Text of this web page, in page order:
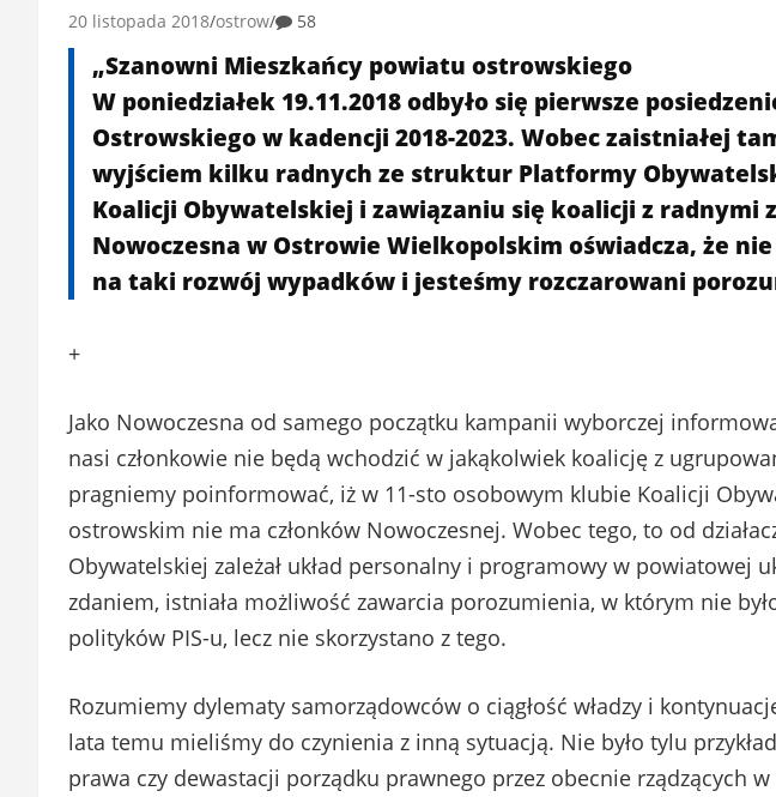
20 listopada 2018 ostrow 58
„Szanowni Mieszkańcy powiatu ostrowskiego
W poniedziałek 19.11.2018 odbyło się pierwsze
Ostrowskiego w kadencji 2018-2023. Wobec zaistniałej
wyjściem kilku radnych ze struktur Platformy
Koalicji Obywatelskiej i zawiązaniu się koalicji z radnymi z
Nowoczesna w Ostrowie Wielkopolskim oświadcza, że
na taki rozwój wypadków i jesteśmy rozczarowani
+
Jako Nowoczesna od samego początku kampanii wyborczej
nasi członkowie nie będą wchodzić w jakąkolwiek koalicję z
pragniemy poinformować, iż w 11-sto osobowym klubie Koalicji
ostrowskim nie ma członków Nowoczesnej. Wobec tego, to od
Obywatelskiej zależał układ personalny i programowy w powiatowej
zdaniem, istniała możliwość zawarcia porozumienia, w którym nie
polityków PIS-u, lecz nie skorzystano z tego.
Rozumiemy dylematy samorządowców o ciągłość władzy i
lata temu mieliśmy do czynienia z inną sytuacją. Nie było tylu
prawa czy dewastacji porządku prawnego przez obecnie rządzących w